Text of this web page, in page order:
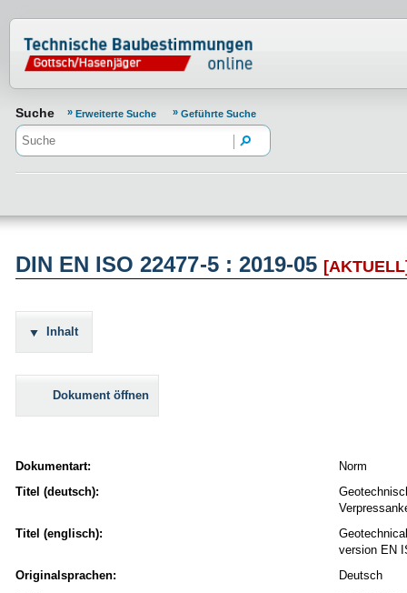
Normenportal Barrierefreiheit
Suche Erweiterte Suche Geführte Suche
DIN EN ISO 22477-5 : 2019-05
Inhalt
Dokument öffnen
Dokumentart:
Norm
Titel (deutsch):
Titel (englisch):
version EN
Originalsprachen:
Deutsch